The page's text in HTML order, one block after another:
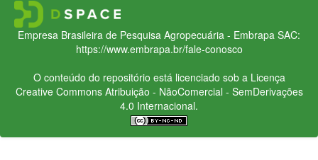
Empresa Brasileira de Pesquisa Agropecuária - Embrapa SAC:
https://www.embrapa.br/fale-conosco
O conteúdo do repositório está licenciado sob a Licença
Creative CommonsAtribuição - NãoComercial - SemDerivações
4.0 Internacional.